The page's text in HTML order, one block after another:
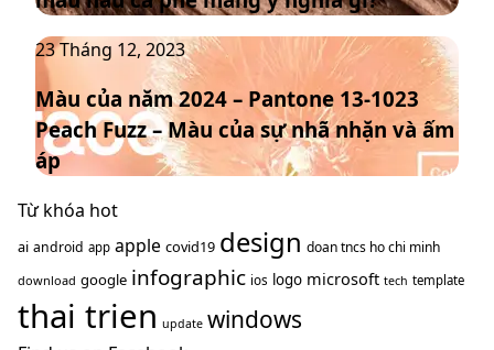
trị
xu
hướng
năm
2025
Mocha
Mousse
–
màu
nâu
cà
phê
mang
nghĩa
gì?
Màu
của
năm
2024
–
Pantone
13-
Peach
Fuzz
–
23 Tháng 12, 2023
Màu của năm 2024 – Pantone 13-1023
Peach Fuzz – Màu của sự nhã nhặn và ấm
áp
Từ khóa hot
ai android app apple covid19 design doan tncs ho chi minh
download google infographic ios logo microsoft tech template
thai trien update windows